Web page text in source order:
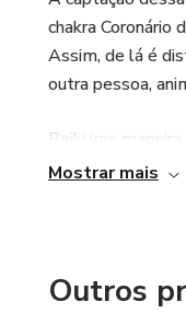
chakra Coronário
Assim, de lá é
outra pessoa,
Reiki ima
Mostrar mais
Outros